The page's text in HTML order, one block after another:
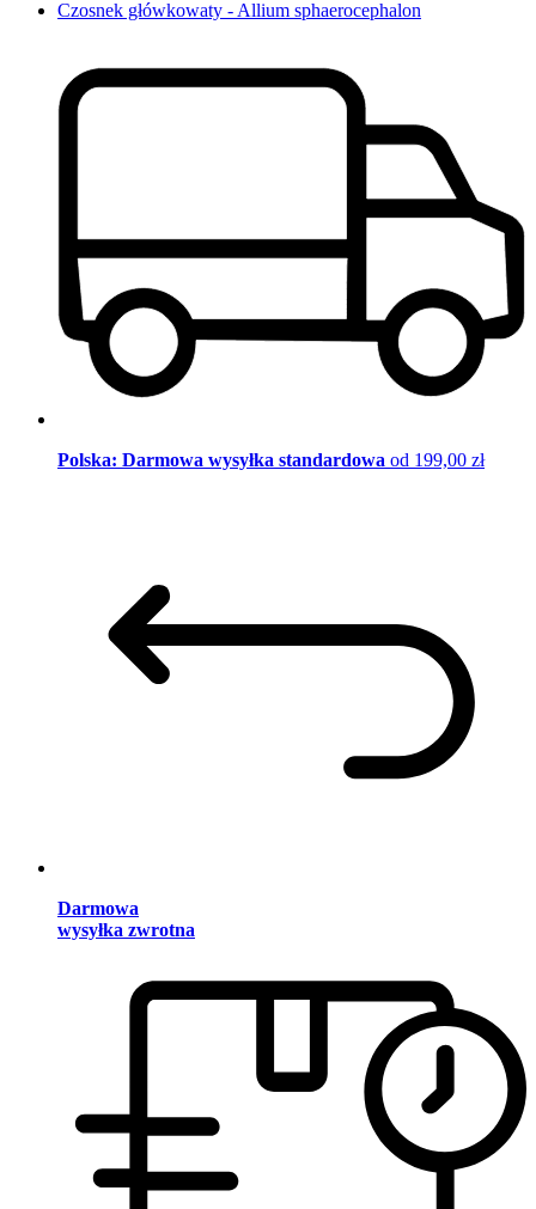
Czosnek główkowaty - Allium sphaerocephalon
Polska: Darmowa wysyłka standardowa od 199,00 zł
Darmowa
wysyłka zwrotna